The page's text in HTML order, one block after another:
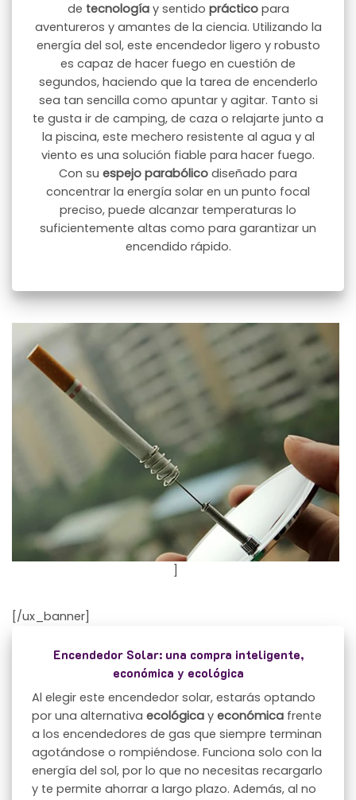
de tecnologíay sentido prácticopara
aventureros y amantes de la ciencia. Utilizando la
energía del sol, este encendedor ligero y robusto
es capaz de hacer fuego en cuestión de
segundos, haciendo que la tarea de encenderlo
sea tan sencilla como apuntar y agitar. Tanto si
te gusta ir de camping, de caza o relajarte junto a
la piscina, este mechero resistente al agua y al
viento es una solución fiable para hacer fuego.
Con su espejo parabólico diseñado para
concentrar la energía solar en un punto focal
preciso, puede alcanzar temperaturas lo
suficientemente altas como para garantizar un
encendido rápido.
[/ux_banner]
Encendedor Solar: una compra inteligente,
económica y ecológica
Al elegir este encendedor solar, estarás optando
por una alternativaecológica yeconómica frente
a los encendedores de gas que siempre terminan
agotándose o rompiéndose. Funciona solo con la
energía del sol, por lo que no necesitas recargarlo
y te permite ahorrar a largo plazo. Además, al no